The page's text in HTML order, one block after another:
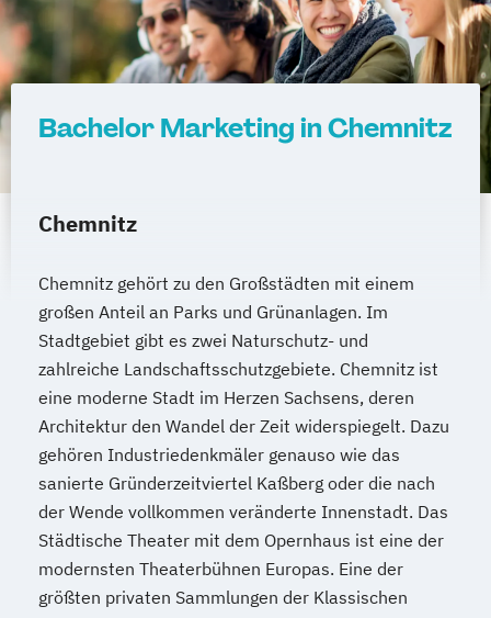
Bachelor Marketing in Chemnitz
Chemnitz
Chemnitz gehört zu den Großstädten mit einem
großen Anteil an Parks und Grünanlagen. Im
Stadtgebiet gibt es zwei Naturschutz- und
zahlreiche Landschaftsschutzgebiete. Chemnitz ist
eine moderne Stadt im Herzen Sachsens, deren
Architektur den Wandel der Zeit widerspiegelt. Dazu
gehören Industriedenkmäler genauso wie das
sanierte Gründerzeitviertel Kaßberg oder die nach
der Wende vollkommen veränderte Innenstadt. Das
Städtische Theater mit dem Opernhaus ist eine der
modernsten Theaterbühnen Europas. Eine der
größten privaten Sammlungen der Klassischen